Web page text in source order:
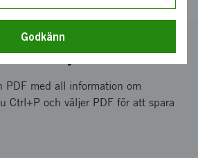
för erbjudandet
PDF med all information om
Ctrl+P och väljer PDF för att spara
Godkänn